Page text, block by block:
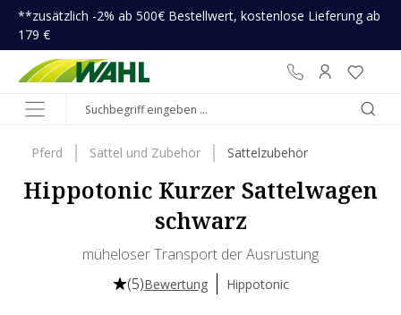
springen
**zusätzlich -2% ab 500€ Bestellwert, kostenlose Lieferung ab
179 €
Pferd Sättel und Zubehör Sattelzubehör
Hippotonic Kurzer Sattelwagen
schwarz
müheloser Transport der Ausrüstung
(5)Bewertung Hippotonic